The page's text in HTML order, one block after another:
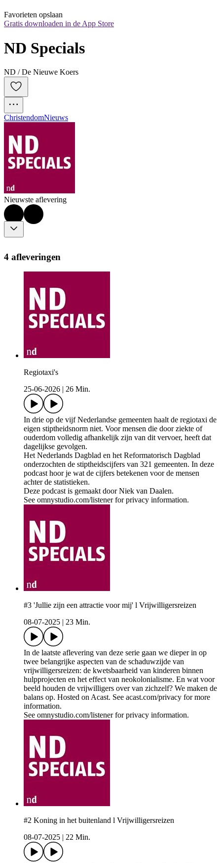
Favorieten opslaan
Gratis downloaden in de App Store
ND Specials
ND / De Nieuwe Koers
ChristendomNieuws
Nieuwste aflevering
4 afleveringen
Regiotaxi's
25-06-2026
26 Min.
In drie op de vijf Nederlandse gemeenten haalt de regiotaxi de
eigen stiptheidsnorm niet. Voor mensen die door ziekte of
ouderdom volledig afhankelijk zijn van dit vervoer, heeft dat
dagelijkse gevolgen.
Het Nederlands Dagblad en het Reformatorisch Dagblad
onderzochten de stiptheidscijfers van 321 gemeenten. In deze
podcast hoor je wat de cijfers betekenen voor de mensen
achter de statistieken.
Deze podcast is gemaakt door Niek van Daalen.
See omnystudio.com/listener for privacy information.
#3 'Jullie zijn een attractie voor mij' l Vrijwilligersreizen
08-07-2025
23 Min.
In de laatste aflevering van deze serie gaan we dieper in op
twee belangrijke aspecten van de schaduwzijde van
vrijwilligersreizen: de kwetsbaarheid van kinderen binnen
hulpprojecten en het effect van neokolonialisme. En wat voor
beeld houden de vrijwilligers over van zichzelf? We maken de
balans op. Hosted on Acast. See acast.com/privacy for more
information.
See omnystudio.com/listener for privacy information.
#2 Koning in het buitenland l Vrijwilligersreizen
08-07-2025
22 Min.